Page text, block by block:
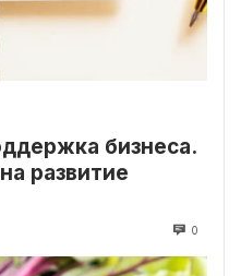
бизнеса.
развитие
0